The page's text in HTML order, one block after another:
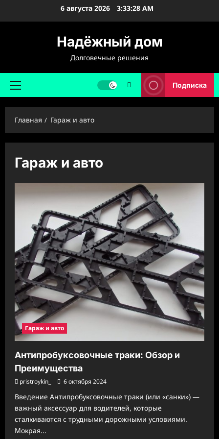
6 августа 2026 3:33:30 AM
Надёжный дом
Долговечные решения
Основное
Подписка
Главная Гараж и авто
Гараж и авто
Гараж и авто
Антипробуксовочные траки: Обзор и
Преимущества
pristroykin_ 6 октября 2024
Введение Антипробуксовочные траки (или «санки») —
важный аксессуар для водителей, которые
сталкиваются с трудными дорожными условиями.
Мокрая...